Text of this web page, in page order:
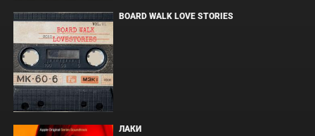
BOARD WALK LOVE STORIES
ЛАКИ